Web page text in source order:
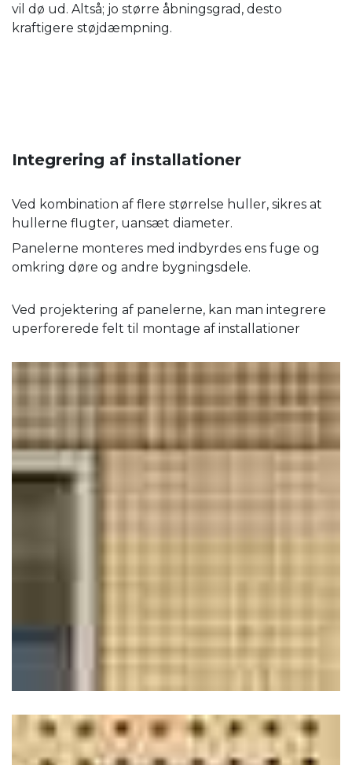
vil dø ud. Altså; jo større åbningsgrad, desto
kraftigere støjdæmpning.
Integrering af installationer
Ved kombination af flere størrelse huller, sikres at
hullerne flugter, uansæt diameter.
Panelerne monteres med indbyrdes ens fuge og
omkring døre og andre bygningsdele.
Ved projektering af panelerne, kan man integrere
uperforerede felt til montage af installationer